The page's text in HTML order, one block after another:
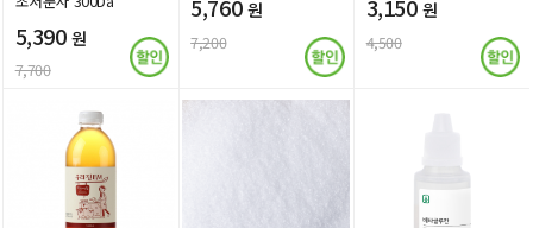
5,390 원
7,700
5,760 원
7,200
3,150 원
4,500